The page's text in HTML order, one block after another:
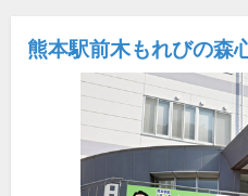
熊本駅前木もれびの森